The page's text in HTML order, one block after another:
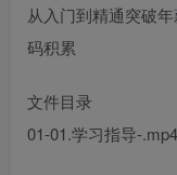
从入门到精通突破
码积累
文件目录
01-01.学习指导-.mp4